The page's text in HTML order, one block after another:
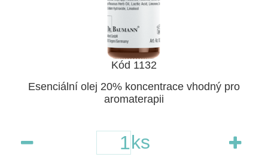
Kód 1132
Esenciální olej 20% koncentrace vhodný pro
aromaterapii
ks